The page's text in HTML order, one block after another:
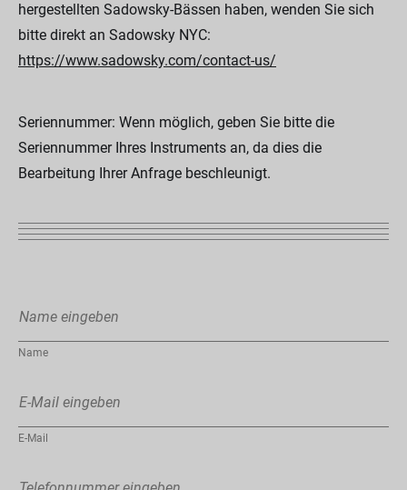
hergestellten Sadowsky-Bässen haben, wenden Sie sich
bitte direkt an Sadowsky NYC:
https://www.sadowsky.com/contact-us/
Seriennummer: Wenn möglich, geben Sie bitte die
Seriennummer Ihres Instruments an, da dies die
Bearbeitung Ihrer Anfrage beschleunigt.
Name
E-Mail